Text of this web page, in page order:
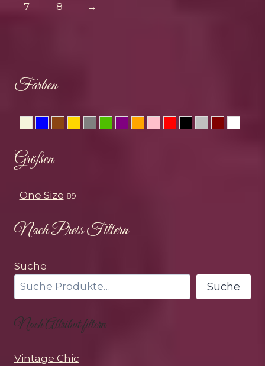
7 8 →
Farben
Größen
One Size 89
Nach Preis Filtern
Suche
Suche
Nach Attribut filtern
Vintage Chic